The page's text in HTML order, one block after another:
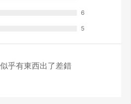
6
5
乎有東西出了差錯